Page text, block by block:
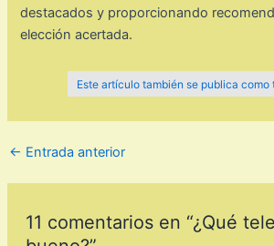
destacados y proporcionando
elección acertada.
Este artículo también se publica como
← Entrada anterior
11 comentarios en “¿Qué